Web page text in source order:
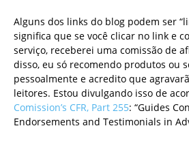
Alguns dos links do blog podem ser
significa que se você clicar no link e
serviço, receberei uma comissão de
disso, eu só recomendo produtos ou
pessoalmente e acredito que
leitores. Estou divulgando isso de
Comission’s CFR, Part 255: “Guides
Endorsements and Testimonials in